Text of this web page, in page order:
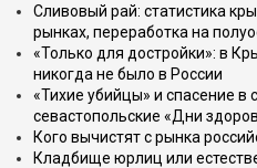
Сливовый рай: статистика
рынках, переработка на
«Только для достройки»: в
никогда не было в России
«Тихие убийцы» и спасение в
севастопольские «Дни
Кого вычистят с рынка
Кладбище юрлиц или